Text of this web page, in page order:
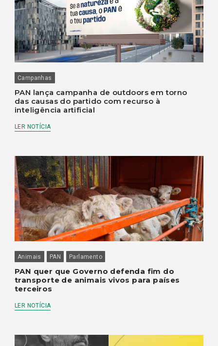
Campanhas
PAN lança campanha de outdoors em torno
das causas do partido com recurso à
inteligência artificial
LER NOTÍCIA
Animais PAN Parlamento
PAN quer que Governo defenda fim do
transporte de animais vivos para países
terceiros
LER NOTÍCIA